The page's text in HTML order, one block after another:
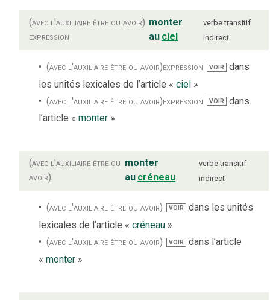
(avec l'auxiliaire être ou avoir)
expression
monter
au ciel
verbe transitif
indirect
(avec l'auxiliaire être ou avoir)expression VOIR dans
les unités lexicales de l’article « ciel »
(avec l'auxiliaire être ou avoir)expression VOIR
dans
l’article « monter »
(avec l'auxiliaire être ou
avoir)
monter
au créneau
verbe transitif
indirect
(avec l'auxiliaire être ou avoir) VOIR
dans les unités
lexicales de l’article « créneau »
(avec l'auxiliaire être ou avoir)
VOIR dans l’article
« monter »